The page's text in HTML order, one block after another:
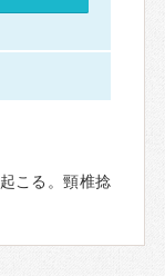
こる。頸椎捻